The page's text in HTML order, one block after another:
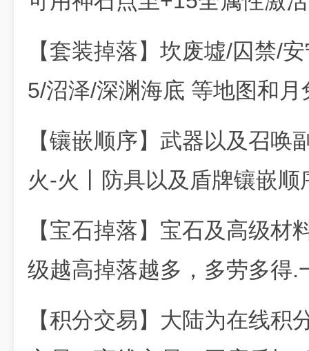
【套装掉落】坎废墟/囚禁/
5/沼泽/深渊海底 等地图和月
【镶嵌顺序】武器以及召唤
火-火丨防具以及盾牌镶嵌
【宝石掉落】宝石及高级材
级越高掉落越多，多劳多得.
【积分交易】大陆为在线积